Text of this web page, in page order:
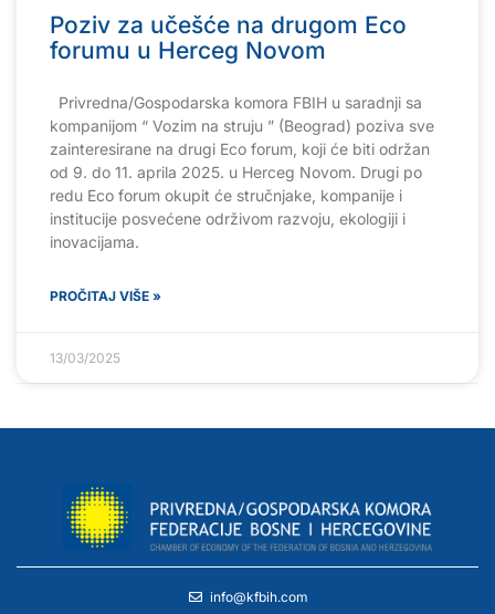
Poziv za učešće na drugom Eco
forumu u Herceg Novom
Privredna/Gospodarska komora FBIH u saradnji sa
kompanijom “ Vozim na struju ” (Beograd) poziva sve
zainteresirane na drugi Eco forum, koji će biti održan
od 9. do 11. aprila 2025. u Herceg Novom. Drugi po
redu Eco forum okupit će stručnjake, kompanije i
institucije posvećene održivom razvoju, ekologiji i
inovacijama.
PROČITAJ VIŠE »
13/03/2025
info@kfbih.com